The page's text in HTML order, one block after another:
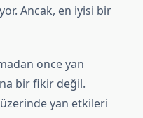
Ancak, en iyisi bir
önce yan
bir fikir değil.
üzerinde yan etkileri